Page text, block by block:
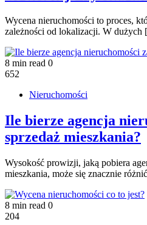
Wycena nieruchomości to proces,
zależności od lokalizacji. W
8 min read 0
652
Nieruchomości
Ile bierze agencja
sprzedaż mieszkania?
Wysokość prowizji, jaką pobiera
mieszkania, może się znacznie
8 min read 0
204